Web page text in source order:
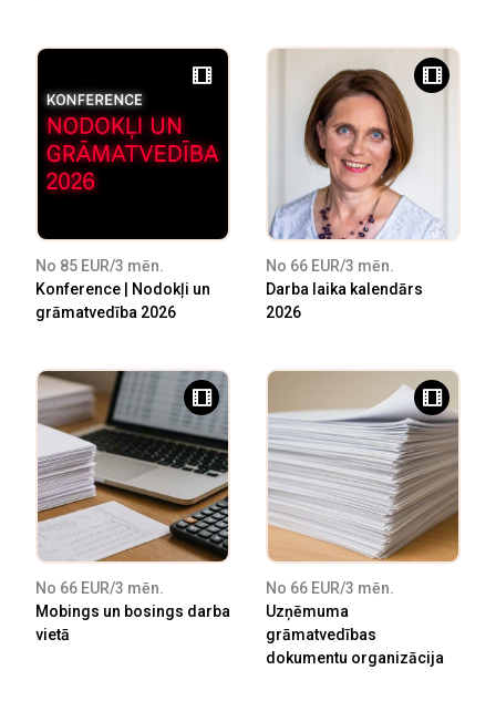
No 85 EUR/3 mēn.
Konference | Nodokļi un
grāmatvedība 2026
No 66 EUR/3 mēn.
Darba laika kalendārs
2026
No 66 EUR/3 mēn.
Mobings un bosings darba
vietā
No 66 EUR/3 mēn.
Uzņēmuma
grāmatvedības
dokumentu organizācija